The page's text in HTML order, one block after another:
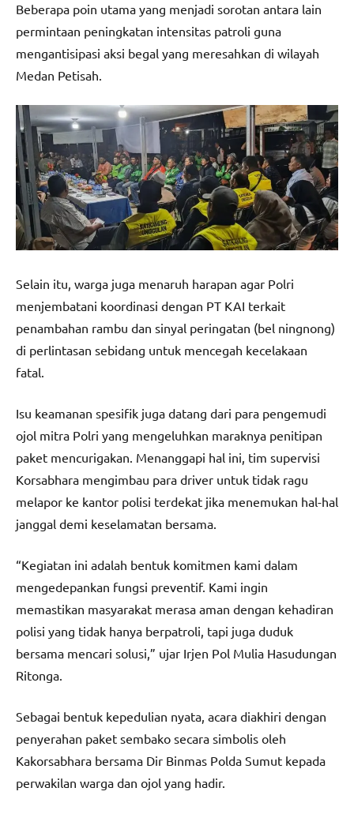
Beberapa poin utama yang menjadi sorotan antara lain
permintaan peningkatan intensitas patroli guna
mengantisipasi aksi begal yang meresahkan di wilayah
Medan Petisah.
Selain itu, warga juga menaruh harapan agar Polri
menjembatani koordinasi dengan PT KAI terkait
penambahan rambu dan sinyal peringatan (bel ningnong)
di perlintasan sebidang untuk mencegah kecelakaan
fatal.
Isu keamanan spesifik juga datang dari para pengemudi
ojol mitra Polri yang mengeluhkan maraknya penitipan
paket mencurigakan. Menanggapi hal ini, tim supervisi
Korsabhara mengimbau para driver untuk tidak ragu
melapor ke kantor polisi terdekat jika menemukan hal-hal
janggal demi keselamatan bersama.
“Kegiatan ini adalah bentuk komitmen kami dalam
mengedepankan fungsi preventif. Kami ingin
memastikan masyarakat merasa aman dengan kehadiran
polisi yang tidak hanya berpatroli, tapi juga duduk
bersama mencari solusi,” ujar Irjen Pol Mulia Hasudungan
Ritonga.
Sebagai bentuk kepedulian nyata, acara diakhiri dengan
penyerahan paket sembako secara simbolis oleh
Kakorsabhara bersama Dir Binmas Polda Sumut kepada
perwakilan warga dan ojol yang hadir.